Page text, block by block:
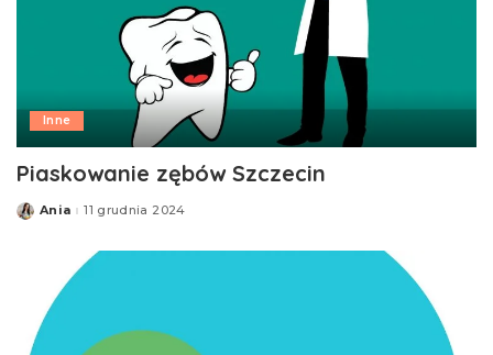
Inne
Piaskowanie zębów Szczecin
Posted
Ania 11 grudnia 2024